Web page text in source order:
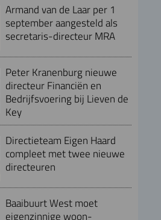
Armand van de Laar per 1
september aangesteld als
secretaris-directeur MRA
Peter Kranenburg nieuwe
directeur Financiën en
Bedrijfsvoering bij Lieven de
Key
Directieteam Eigen Haard
compleet met twee nieuwe
directeuren
Baaibuurt West moet
eigenzinnige woon-